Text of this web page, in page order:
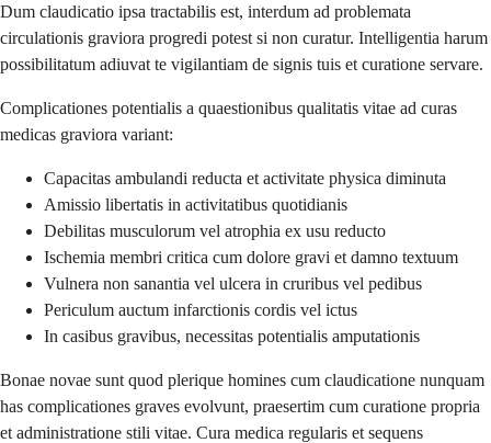
Dum claudicatio ipsa tractabilis est, interdum ad problemata
circulationis graviora progredi potest si non curatur. Intelligentia harum
possibilitatum adiuvat te vigilantiam de signis tuis et curatione servare.
Complicationes potentialis a quaestionibus qualitatis vitae ad curas
medicas graviora variant:
Capacitas ambulandi reducta et activitate physica diminuta
Amissio libertatis in activitatibus quotidianis
Debilitas musculorum vel atrophia ex usu reducto
Ischemia membri critica cum dolore gravi et damno textuum
Vulnera non sanantia vel ulcera in cruribus vel pedibus
Periculum auctum infarctionis cordis vel ictus
In casibus gravibus, necessitas potentialis amputationis
Bonae novae sunt quod plerique homines cum claudicatione nunquam
has complicationes graves evolvunt, praesertim cum curatione propria
et administratione stili vitae. Cura medica regularis et sequens